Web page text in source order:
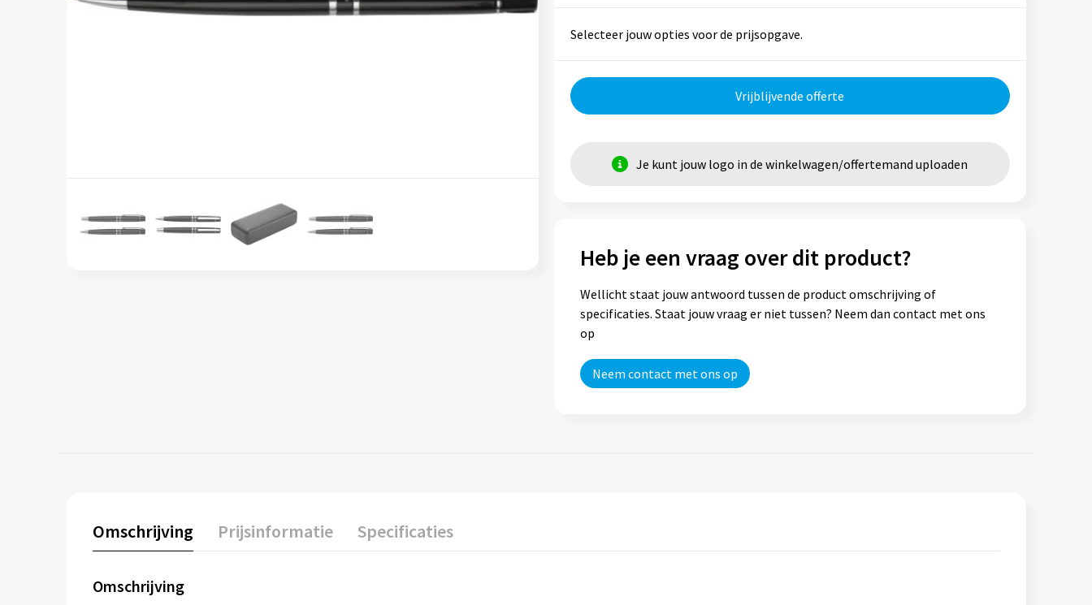
Selecteer jouw opties voor de prijsopgave.
Vrijblijvende offerte
Je kunt jouw logo in de winkelwagen/offertemand uploaden
Heb je een vraag over dit product?
Wellicht staat jouw antwoord tussen de product omschrijving of
specificaties. Staat jouw vraag er niet tussen? Neem dan contact met ons
op
Neem contact met ons op
Omschrijving Prijsinformatie Specificaties
Omschrijving